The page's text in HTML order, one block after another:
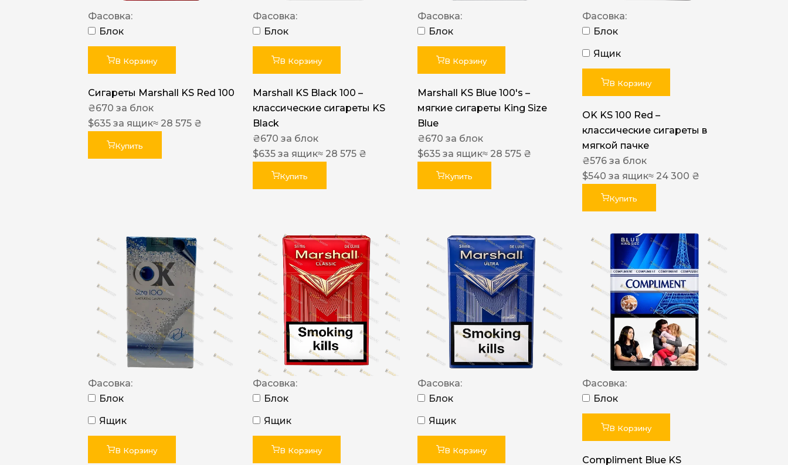
Manchester
Nistru
Leana
Montecristo
MONUS
NERO
NERO
Гуцульскі
Italian Blend 821
OSCAR
Фасовка:
Блок
В Корзину
Сигареты Marshall KS Red 100
₴670 за блок
$635 за ящик≈ 28 575 ₴
Купить
Фасовка:
Блок
В Корзину
Marshall KS Black 100 –
классические сигареты KS
Black
₴670 за блок
$635 за ящик≈ 28 575 ₴
Купить
Фасовка:
Блок
В Корзину
Marshall KS Blue 100's –
мягкие сигареты King Size
Blue
₴670 за блок
$635 за ящик≈ 28 575 ₴
Купить
Фасовка:
Блок
Ящик
В Корзину
OK KS 100 Red –
классические сигареты в
мягкой пачке
₴576 за блок
$540 за ящик≈ 24 300 ₴
Купить
Фасовка:
Блок
Ящик
В Корзину
Фасовка:
Блок
Ящик
В Корзину
Фасовка:
Блок
Ящик
В Корзину
Фасовка:
Блок
В Корзину
Compliment Blue KS